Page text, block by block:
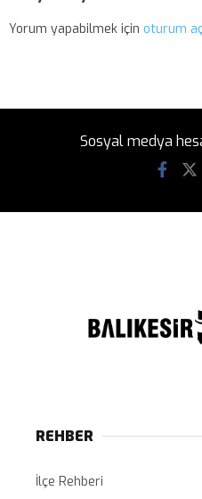
Yorum yapabilmek için oturum
Sosyal medya
REHBER
İlçe Rehberi